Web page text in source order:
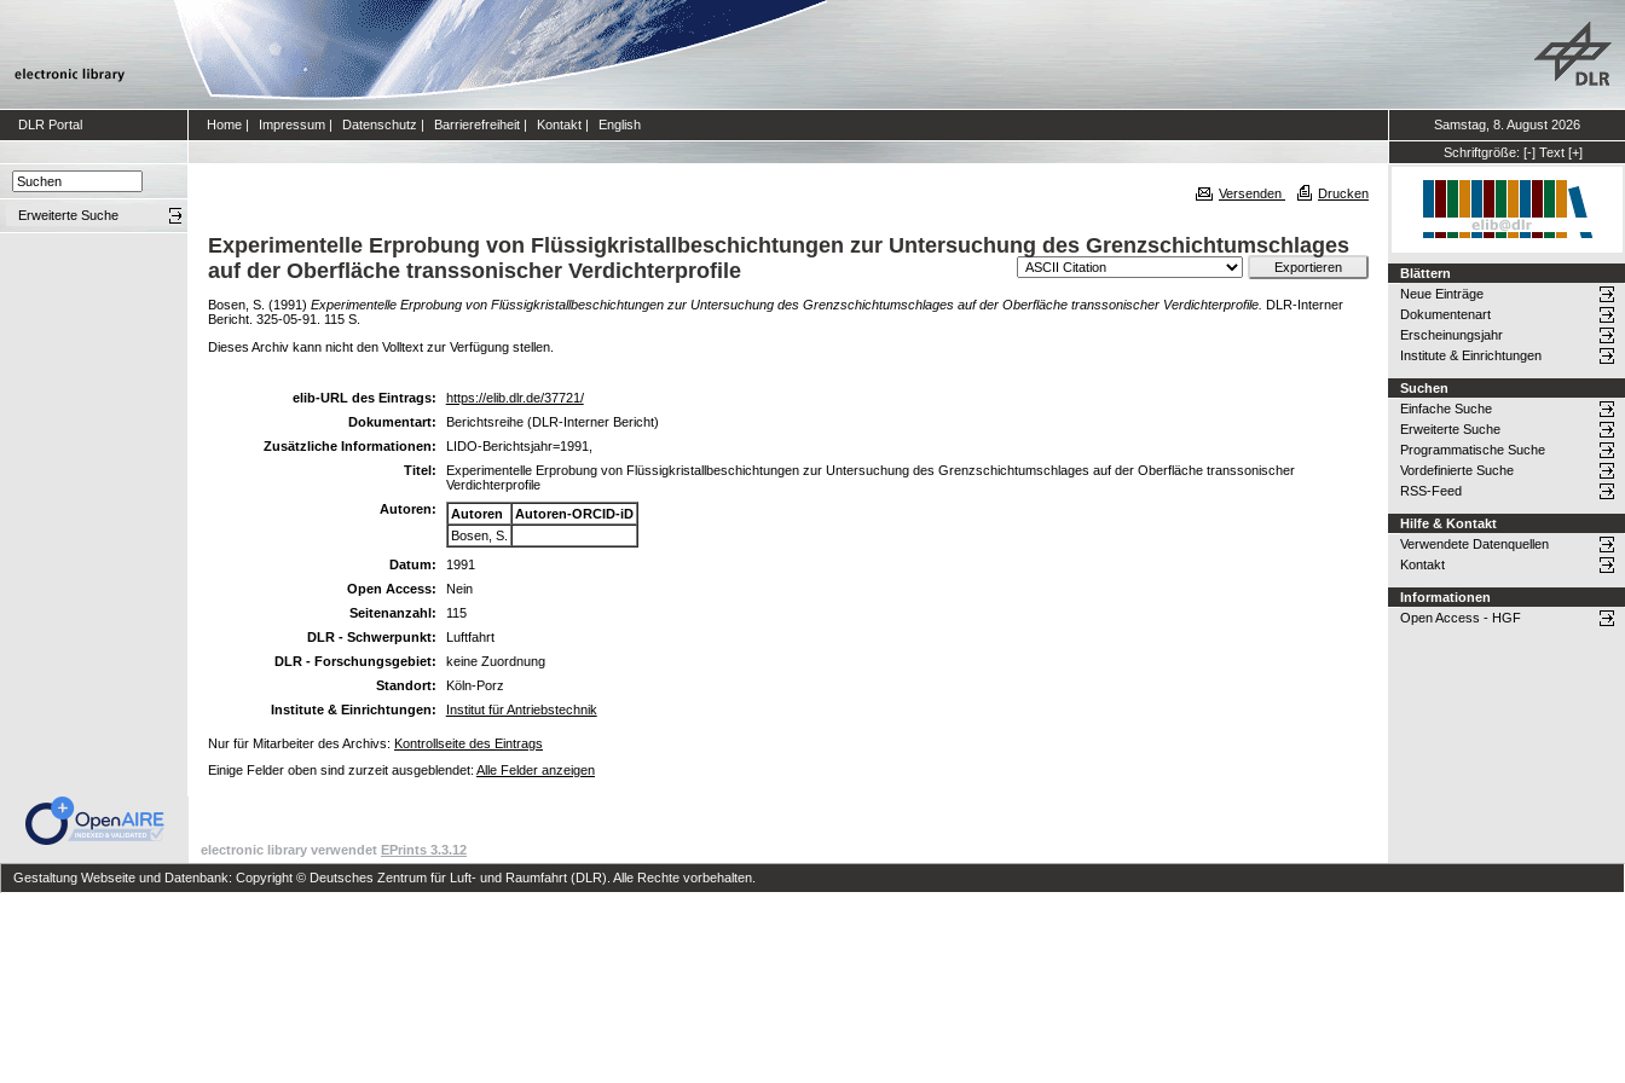
DLR Portal Home | Impressum | Datenschutz | Barrierefreiheit | Kontakt | English
Samstag, 8. August 2026
Schriftgröße: [-] Text [+]
Erweiterte Suche
Versenden Drucken
Experimentelle Erprobung von Flüssigkristallbeschichtungen zur Untersuchung des Grenzschichtumschlages
auf der Oberfläche transsonischer Verdichterprofile
Bosen, S. (1991) Experimentelle Erprobung von Flüssigkristallbeschichtungen zur Untersuchung des Grenzschichtumschlages auf der Oberfläche transsonischer Verdichterprofile. DLR-Interner
Bericht. 325-05-91. 115 S.
Dieses Archiv kann nicht den Volltext zur Verfügung stellen.
elib-URL des Eintrags:
https://elib.dlr.de/37721/
Dokumentart:
Berichtsreihe (DLR-Interner Bericht)
Zusätzliche Informationen:
LIDO-Berichtsjahr=1991,
Titel:
Experimentelle Erprobung von Flüssigkristallbeschichtungen zur Untersuchung des Grenzschichtumschlages auf der Oberfläche transsonischer
Verdichterprofile
Autoren:
Autoren
Autoren-ORCID-iD
Bosen, S.
Datum:
1991
Open Access:
Nein
Seitenanzahl:
115
DLR - Schwerpunkt:
Luftfahrt
DLR - Forschungsgebiet:
keine Zuordnung
Standort:
Köln-Porz
Institute & Einrichtungen:
Institut für Antriebstechnik
Nur für Mitarbeiter des Archivs: Kontrollseite des Eintrags
Einige Felder oben sind zurzeit ausgeblendet: Alle Felder anzeigen
Blättern
Neue Einträge
Dokumentenart
Erscheinungsjahr
Institute & Einrichtungen
Suchen
Einfache Suche
Erweiterte Suche
Programmatische Suche
Vordefinierte Suche
RSS-Feed
Hilfe & Kontakt
Verwendete Datenquellen
Kontakt
Informationen
Open Access - HGF
electronic library verwendet EPrints 3.3.12
Gestaltung Webseite und Datenbank: Copyright © Deutsches Zentrum für Luft- und Raumfahrt (DLR). Alle Rechte vorbehalten.